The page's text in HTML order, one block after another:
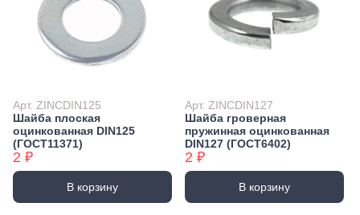
Арт. ZINCDIN125
Шайба плоская
оцинкованная DIN125
(ГОСТ11371)
2 ₽
В корзину
Арт. ZINCDIN127
Шайба гроверная
пружинная оцинкованная
DIN127 (ГОСТ6402)
2 ₽
В корзину